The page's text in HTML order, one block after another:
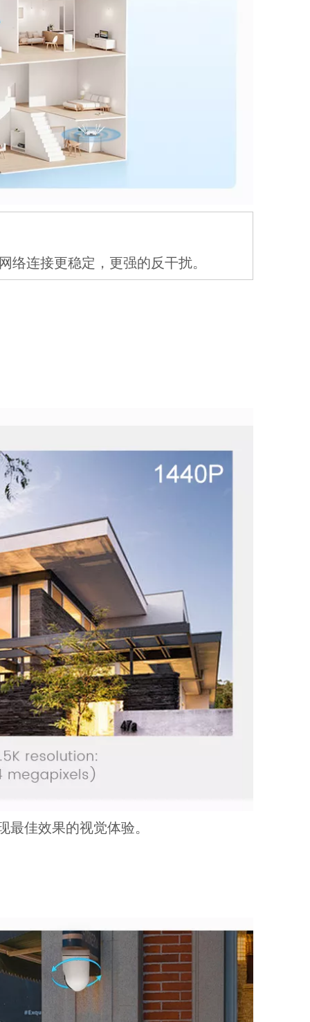
络连接更稳定，更强的反干扰。
佳效果的视觉体验。